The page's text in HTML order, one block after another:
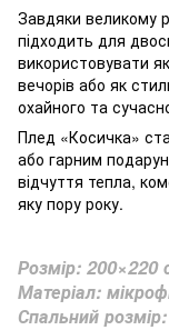
Завдяки великому
підходить для
використовувати
вечорів або як
охайного та
Плед «Косичка»
або гарним
відчуття тепла,
яку пору року.
Розмір: 200×220
Матеріал:
Спальний